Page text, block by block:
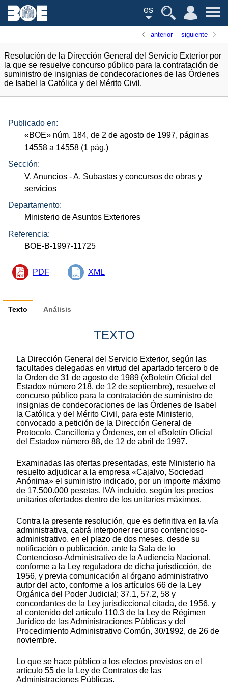
es
anterior siguiente
Resolución de la Dirección General del Servicio Exterior por
la que se resuelve concurso público para la contratación de
suministro de insignias de condecoraciones de las Órdenes
de Isabel la Católica y del Mérito Civil.
Publicado en:
«BOE» núm. 184, de 2 de agosto de 1997, páginas
14558 a 14558 (1 pág.)
Sección:
V. Anuncios - A. Subastas y concursos de obras y
servicios
Departamento:
Ministerio de Asuntos Exteriores
Referencia:
BOE-B-1997-11725
PDF XML
Texto
TEXTO
La Dirección General del Servicio Exterior, según las
facultades delegadas en virtud del apartado tercero b de
la Orden de 31 de agosto de 1989 («Boletín Oficial del
Estado» número 218, de 12 de septiembre), resuelve el
concurso público para la contratación de suministro de
insignias de condecoraciones de las Órdenes de Isabel
la Católica y del Mérito Civil, para este Ministerio,
convocado a petición de la Dirección General de
Protocolo, Cancillería y Órdenes, en el «Boletín Oficial
del Estado» número 88, de 12 de abril de 1997.
Examinadas las ofertas presentadas, este Ministerio ha
resuelto adjudicar a la empresa «Cajalvo, Sociedad
Anónima» el suministro indicado, por un importe máximo
de 17.500.000 pesetas, IVA incluido, según los precios
unitarios ofertados dentro de los unitarios máximos.
Contra la presente resolución, que es definitiva en la vía
administrativa, cabrá interponer recurso contencioso-
administrativo, en el plazo de dos meses, desde su
notificación o publicación, ante la Sala de lo
Contencioso-Administrativo de la Audiencia Nacional,
conforme a la Ley reguladora de dicha jurisdicción, de
1956, y previa comunicación al órgano administrativo
autor del acto, conforme a los artículos 66 de la Ley
Orgánica del Poder Judicial; 37.1, 57.2, 58 y
concordantes de la Ley jurisdiccional citada, de 1956, y
al contenido del artículo 110.3 de la Ley de Régimen
Jurídico de las Administraciones Públicas y del
Procedimiento Administrativo Común, 30/1992, de 26 de
noviembre.
Lo que se hace público a los efectos previstos en el
artículo 55 de la Ley de Contratos de las
Administraciones Públicas.
Análisis